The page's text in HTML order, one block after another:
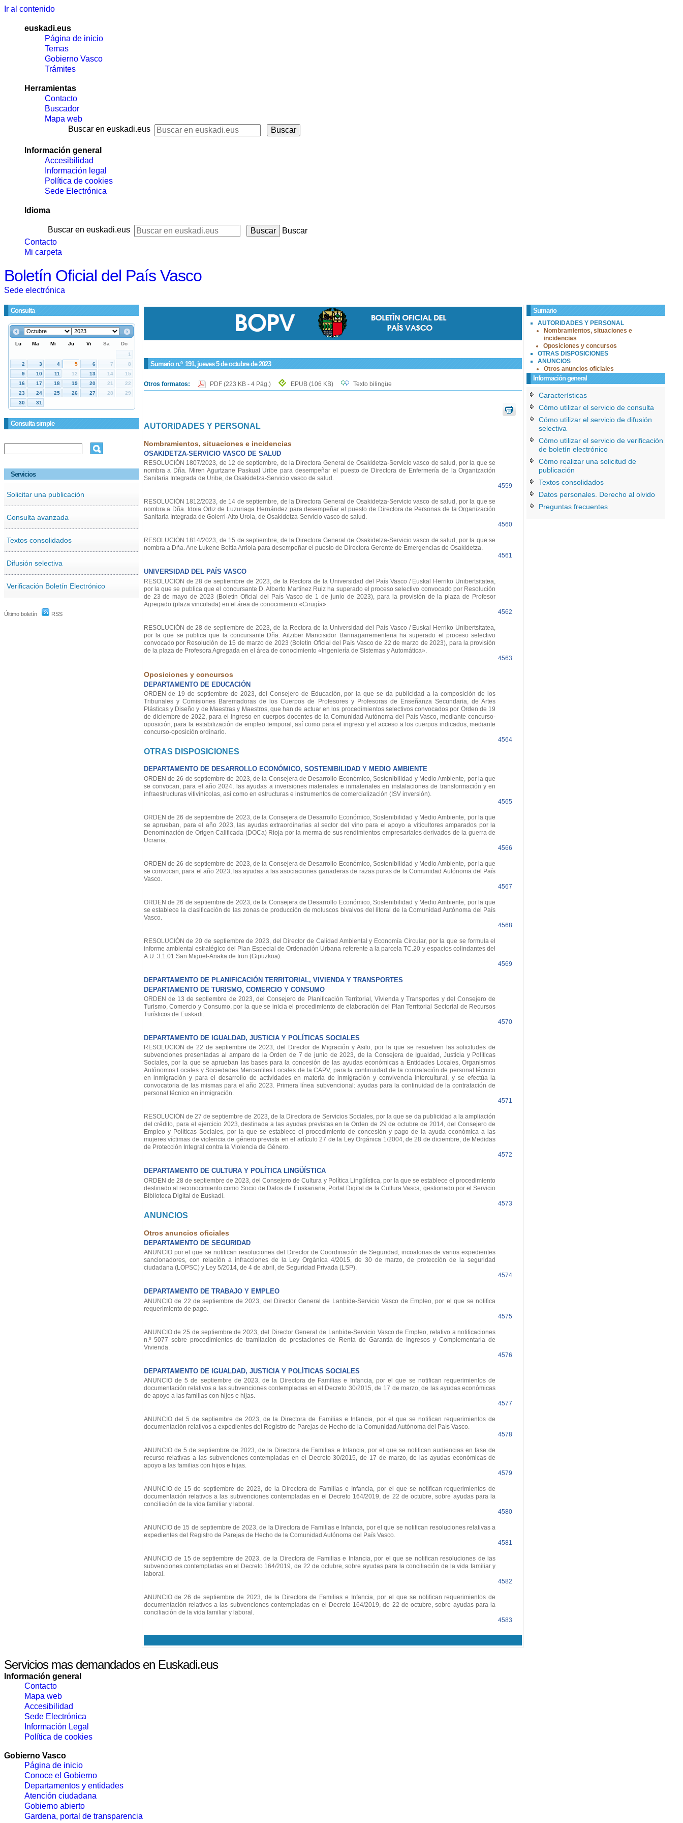
Ir al contenido
euskadi.eus
Página de inicio
Temas
Gobierno Vasco
Trámites
Herramientas
Contacto
Buscador
Mapa web
Buscar en euskadi.eus
Información general
Accesibilidad
Información legal
Política de cookies
Sede Electrónica
Idioma
Buscar en euskadi.eus
Buscar
Contacto
Mi carpeta
Boletín Oficial del País Vasco
Sede electrónica
Consulta
Consulta simple
Servicios
Solicitar una publicación
Consulta avanzada
Textos consolidados
Difusión selectiva
Verificación Boletín Electrónico
Último boletín RSS
Sumario n.º 191, jueves 5 de octubre de 2023
Otros formatos: PDF (223 KB - 4 Pág.) EPUB (106 KB) Texto bilingüe
AUTORIDADES Y PERSONAL
Nombramientos, situaciones e incidencias
OSAKIDETZA-SERVICIO VASCO DE SALUD
RESOLUCIÓN 1807/2023, de 12 de septiembre, de la Directora General de Osakidetza-Servicio vasco de salud, por la que se
nombra a Dña. Miren Agurtzane Paskual Uribe para desempeñar el puesto de Directora de Enfermería de la Organización
Sanitaria Integrada de Uribe, de Osakidetza-Servicio vasco de salud.
4559
RESOLUCIÓN 1812/2023, de 14 de septiembre, de la Directora General de Osakidetza-Servicio vasco de salud, por la que se
nombra a Dña. Idoia Ortiz de Luzuriaga Hernández para desempeñar el puesto de Directora de Personas de la Organización
Sanitaria Integrada de Goierri-Alto Urola, de Osakidetza-Servicio vasco de salud.
4560
RESOLUCIÓN 1814/2023, de 15 de septiembre, de la Directora General de Osakidetza-Servicio vasco de salud, por la que se
nombra a Dña. Ane Lukene Beitia Arriola para desempeñar el puesto de Directora Gerente de Emergencias de Osakidetza.
4561
UNIVERSIDAD DEL PAÍS VASCO
RESOLUCIÓN de 28 de septiembre de 2023, de la Rectora de la Universidad del País Vasco / Euskal Herriko Unibertsitatea,
por la que se publica que el concursante D. Alberto Martínez Ruiz ha superado el proceso selectivo convocado por Resolución
de 23 de mayo de 2023 (Boletín Oficial del País Vasco de 1 de junio de 2023), para la provisión de la plaza de Profesor
Agregado (plaza vinculada) en el área de conocimiento «Cirugía».
4562
RESOLUCIÓN de 28 de septiembre de 2023, de la Rectora de la Universidad del País Vasco / Euskal Herriko Unibertsitatea,
por la que se publica que la concursante Dña. Aitziber Mancisidor Barinagarrementeria ha superado el proceso selectivo
convocado por Resolución de 15 de marzo de 2023 (Boletín Oficial del País Vasco de 22 de marzo de 2023), para la provisión
de la plaza de Profesora Agregada en el área de conocimiento «Ingeniería de Sistemas y Automática».
4563
Oposiciones y concursos
DEPARTAMENTO DE EDUCACIÓN
ORDEN de 19 de septiembre de 2023, del Consejero de Educación, por la que se da publicidad a la composición de los
Tribunales y Comisiones Baremadoras de los Cuerpos de Profesores y Profesoras de Enseñanza Secundaria, de Artes
Plásticas y Diseño y de Maestras y Maestros, que han de actuar en los procedimientos selectivos convocados por Orden de 19
de diciembre de 2022, para el ingreso en cuerpos docentes de la Comunidad Autónoma del País Vasco, mediante concurso-
oposición, para la estabilización de empleo temporal, así como para el ingreso y el acceso a los cuerpos indicados, mediante
concurso-oposición ordinario.
4564
OTRAS DISPOSICIONES
DEPARTAMENTO DE DESARROLLO ECONÓMICO, SOSTENIBILIDAD Y MEDIO AMBIENTE
ORDEN de 26 de septiembre de 2023, de la Consejera de Desarrollo Económico, Sostenibilidad y Medio Ambiente, por la que
se convocan, para el año 2024, las ayudas a inversiones materiales e inmateriales en instalaciones de transformación y en
infraestructuras vitivinícolas, así como en estructuras e instrumentos de comercialización (ISV inversión).
4565
ORDEN de 26 de septiembre de 2023, de la Consejera de Desarrollo Económico, Sostenibilidad y Medio Ambiente, por la que
se aprueban, para el año 2023, las ayudas extraordinarias al sector del vino para el apoyo a viticultores amparados por la
Denominación de Origen Calificada (DOCa) Rioja por la merma de sus rendimientos empresariales derivados de la guerra de
Ucrania.
4566
ORDEN de 26 de septiembre de 2023, de la Consejera de Desarrollo Económico, Sostenibilidad y Medio Ambiente, por la que
se convocan, para el año 2023, las ayudas a las asociaciones ganaderas de razas puras de la Comunidad Autónoma del País
Vasco.
4567
ORDEN de 26 de septiembre de 2023, de la Consejera de Desarrollo Económico, Sostenibilidad y Medio Ambiente, por la que
se establece la clasificación de las zonas de producción de moluscos bivalvos del litoral de la Comunidad Autónoma del País
Vasco.
4568
RESOLUCIÓN de 20 de septiembre de 2023, del Director de Calidad Ambiental y Economía Circular, por la que se formula el
informe ambiental estratégico del Plan Especial de Ordenación Urbana referente a la parcela TC.20 y espacios colindantes del
A.U. 3.1.01 San Miguel-Anaka de Irun (Gipuzkoa).
4569
DEPARTAMENTO DE PLANIFICACIÓN TERRITORIAL, VIVIENDA Y TRANSPORTES
DEPARTAMENTO DE TURISMO, COMERCIO Y CONSUMO
ORDEN de 13 de septiembre de 2023, del Consejero de Planificación Territorial, Vivienda y Transportes y del Consejero de
Turismo, Comercio y Consumo, por la que se inicia el procedimiento de elaboración del Plan Territorial Sectorial de Recursos
Turísticos de Euskadi.
4570
DEPARTAMENTO DE IGUALDAD, JUSTICIA Y POLÍTICAS SOCIALES
RESOLUCIÓN de 22 de septiembre de 2023, del Director de Migración y Asilo, por la que se resuelven las solicitudes de
subvenciones presentadas al amparo de la Orden de 7 de junio de 2023, de la Consejera de Igualdad, Justicia y Políticas
Sociales, por la que se aprueban las bases para la concesión de las ayudas económicas a Entidades Locales, Organismos
Autónomos Locales y Sociedades Mercantiles Locales de la CAPV, para la continuidad de la contratación de personal técnico
en inmigración y para el desarrollo de actividades en materia de inmigración y convivencia intercultural, y se efectúa la
convocatoria de las mismas para el año 2023. Primera línea subvencional: ayudas para la continuidad de la contratación de
personal técnico en inmigración.
4571
RESOLUCIÓN de 27 de septiembre de 2023, de la Directora de Servicios Sociales, por la que se da publicidad a la ampliación
del crédito, para el ejercicio 2023, destinada a las ayudas previstas en la Orden de 29 de octubre de 2014, del Consejero de
Empleo y Políticas Sociales, por la que se establece el procedimiento de concesión y pago de la ayuda económica a las
mujeres víctimas de violencia de género prevista en el artículo 27 de la Ley Orgánica 1/2004, de 28 de diciembre, de Medidas
de Protección Integral contra la Violencia de Género.
4572
DEPARTAMENTO DE CULTURA Y POLÍTICA LINGÜÍSTICA
ORDEN de 28 de septiembre de 2023, del Consejero de Cultura y Política Lingüística, por la que se establece el procedimiento
destinado al reconocimiento como Socio de Datos de Euskariana, Portal Digital de la Cultura Vasca, gestionado por el Servicio
Biblioteca Digital de Euskadi.
4573
ANUNCIOS
Otros anuncios oficiales
DEPARTAMENTO DE SEGURIDAD
ANUNCIO por el que se notifican resoluciones del Director de Coordinación de Seguridad, incoatorias de varios expedientes
sancionadores, con relación a infracciones de la Ley Orgánica 4/2015, de 30 de marzo, de protección de la seguridad
ciudadana (LOPSC) y Ley 5/2014, de 4 de abril, de Seguridad Privada (LSP).
4574
DEPARTAMENTO DE TRABAJO Y EMPLEO
ANUNCIO de 22 de septiembre de 2023, del Director General de Lanbide-Servicio Vasco de Empleo, por el que se notifica
requerimiento de pago.
4575
ANUNCIO de 25 de septiembre de 2023, del Director General de Lanbide-Servicio Vasco de Empleo, relativo a notificaciones
n.º 5077 sobre procedimientos de tramitación de prestaciones de Renta de Garantía de Ingresos y Complementaria de
Vivienda.
4576
DEPARTAMENTO DE IGUALDAD, JUSTICIA Y POLÍTICAS SOCIALES
ANUNCIO de 5 de septiembre de 2023, de la Directora de Familias e Infancia, por el que se notifican requerimientos de
documentación relativos a las subvenciones contempladas en el Decreto 30/2015, de 17 de marzo, de las ayudas económicas
de apoyo a las familias con hijos e hijas.
4577
ANUNCIO del 5 de septiembre de 2023, de la Directora de Familias e Infancia, por el que se notifican requerimientos de
documentación relativos a expedientes del Registro de Parejas de Hecho de la Comunidad Autónoma del País Vasco.
4578
ANUNCIO de 5 de septiembre de 2023, de la Directora de Familias e Infancia, por el que se notifican audiencias en fase de
recurso relativas a las subvenciones contempladas en el Decreto 30/2015, de 17 de marzo, de las ayudas económicas de
apoyo a las familias con hijos e hijas.
4579
ANUNCIO de 15 de septiembre de 2023, de la Directora de Familias e Infancia, por el que se notifican requerimientos de
documentación relativos a las subvenciones contempladas en el Decreto 164/2019, de 22 de octubre, sobre ayudas para la
conciliación de la vida familiar y laboral.
4580
ANUNCIO de 15 de septiembre de 2023, de la Directora de Familias e Infancia, por el que se notifican resoluciones relativas a
expedientes del Registro de Parejas de Hecho de la Comunidad Autónoma del País Vasco.
4581
ANUNCIO de 15 de septiembre de 2023, de la Directora de Familias e Infancia, por el que se notifican resoluciones de las
subvenciones contempladas en el Decreto 164/2019, de 22 de octubre, sobre ayudas para la conciliación de la vida familiar y
laboral.
4582
ANUNCIO de 26 de septiembre de 2023, de la Directora de Familias e Infancia, por el que se notifican requerimientos de
documentación relativos a las subvenciones contempladas en el Decreto 164/2019, de 22 de octubre, sobre ayudas para la
conciliación de la vida familiar y laboral.
4583
Sumario
AUTORIDADES Y PERSONAL
Nombramientos, situaciones e
incidencias
Oposiciones y concursos
OTRAS DISPOSICIONES
ANUNCIOS
Otros anuncios oficiales
Información general
Características
Cómo utilizar el servicio de consulta
Cómo utilizar el servicio de difusión
selectiva
Cómo utilizar el servicio de verificación
de boletín electrónico
Cómo realizar una solicitud de
publicación
Textos consolidados
Datos personales. Derecho al olvido
Preguntas frecuentes
Servicios mas demandados en Euskadi.eus
Información general
Contacto
Mapa web
Accesibilidad
Sede Electrónica
Información Legal
Política de cookies
Gobierno Vasco
Página de inicio
Conoce el Gobierno
Departamentos y entidades
Atención ciudadana
Gobierno abierto
Gardena, portal de transparencia